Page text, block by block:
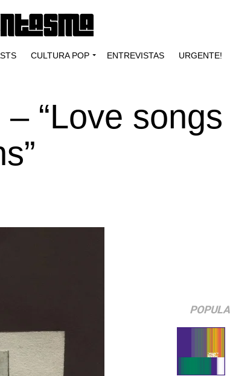
CULTURA POP ENTREVISTAS URGENTE!
“Love songs